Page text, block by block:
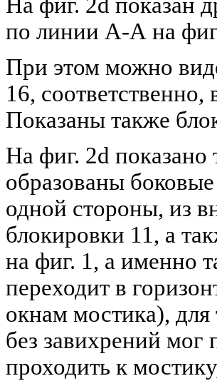
по линии А-А на
При этом можно
16,
Показаны также
На фиг. 2d показано
образованы
одной стороны, из
блокировки 11, а
на фиг. 1, а именно
переходит в
окнам мостика),
без завихрений мог
проходить к